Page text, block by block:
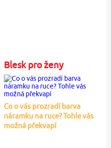
Blesk pro ženy
Co o vás prozradí barva
náramku na ruce? Tohle vás
možná překvapí